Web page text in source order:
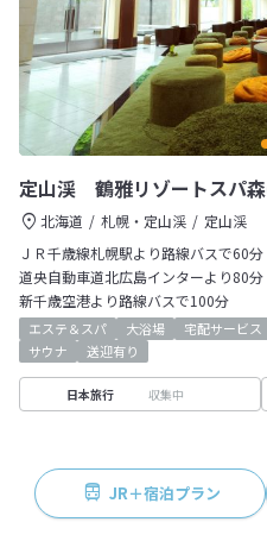
定山渓 鶴雅リゾートスパ
北海道 札幌・定山渓
定山渓
ＪＲ千歳線札幌駅より路線バスで60分
道央自動車道北広島インターより80分
新千歳空港より路線バスで100分
エステ＆スパ 大浴場 宅配サービス
サウナ
送迎有り
日本旅行 収集中
JR＋宿泊プラン